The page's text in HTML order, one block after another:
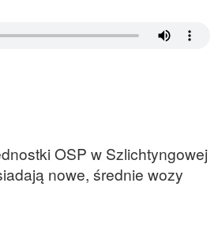
OSP w Szlichtyngowej
nowe, średnie wozy